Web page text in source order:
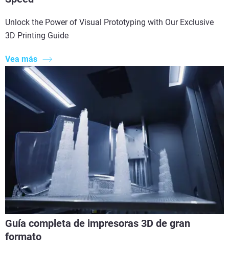
Unlock the Power of Visual Prototyping with Our Exclusive
3D Printing Guide
Vea más
Guía completa de impresoras 3D de gran
formato